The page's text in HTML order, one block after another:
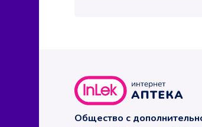
Общество с